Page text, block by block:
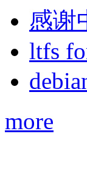
感谢
ltfs
more